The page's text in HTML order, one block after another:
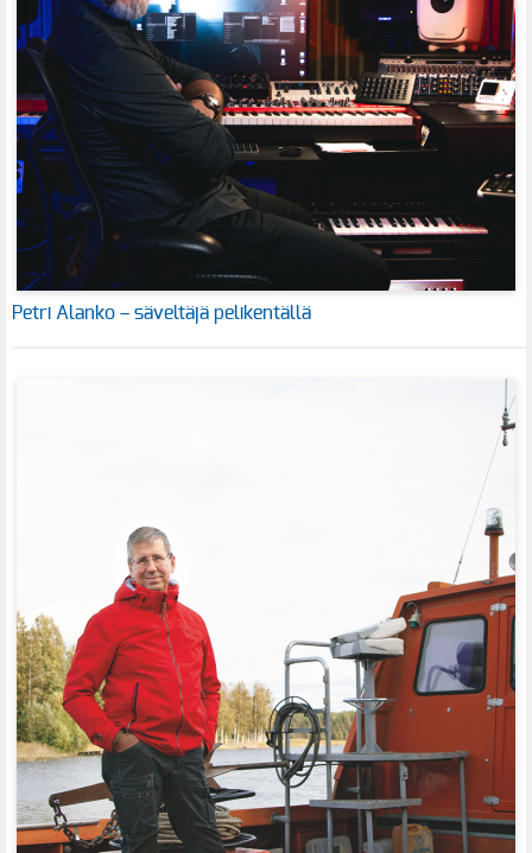
Petri Alanko – säveltäjä pelikentällä